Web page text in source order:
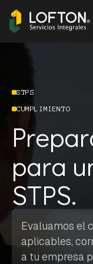
STPS
CUMPLIMIENTO
para
STPS.
Evaluamos el
aplicables,
a tu empresa